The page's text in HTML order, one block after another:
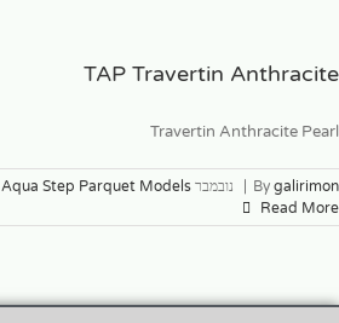
TAP Travertin Anthracite
Travertin Anthracite Pearl
By galirimon נובמבר 28th, 2013 Aqua Step Parquet Models
Read More